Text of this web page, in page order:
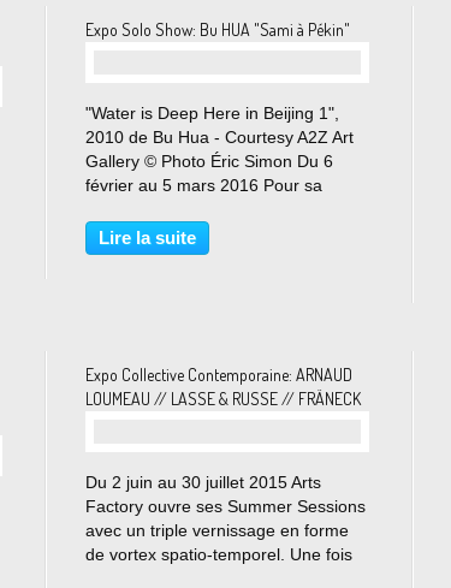
Expo Solo Show: Bu HUA "Sami à Pékin"
"Water is Deep Here in Beijing 1",
2010 de Bu Hua - Courtesy A2Z Art
Gallery © Photo Éric Simon Du 6
février au 5 mars 2016 Pour sa
galerie A2Z, l’artiste chinoise Bu Hua
présente un corpus d’œuvres
Lire la suite
Expo Collective Contemporaine: ARNAUD
LOUMEAU // LASSE & RUSSE // FRÄNECK
Du 2 juin au 30 juillet 2015 Arts
Factory ouvre ses Summer Sessions
avec un triple vernissage en forme
de vortex spatio-temporel. Une fois